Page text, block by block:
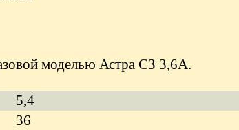
моделью Астра СЗ 3,6А.
5,4
36